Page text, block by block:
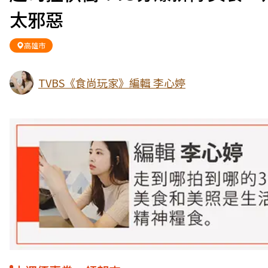
太邪惡
高雄市
TVBS《食尚玩家》編輯 李心婷